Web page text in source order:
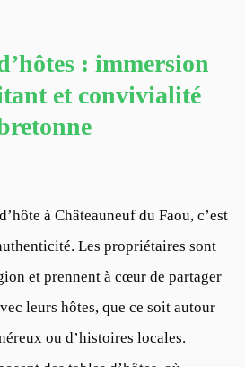
: immersion
et convivialité
à Châteauneuf du Faou, c’est
Les propriétaires sont
et prennent à cœur de partager
leurs hôtes, que ce soit autour
ou d’histoires locales.